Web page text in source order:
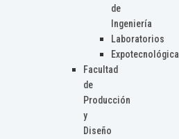
de
Ingeniería
Laboratorios
Expotecnológica
Facultad
de
Producción
y
Diseño